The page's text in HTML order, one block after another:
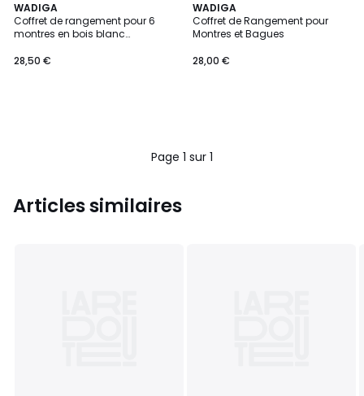
WADIGA
Coffret de rangement pour 6
montres en bois blanc
€.
28,50 €
WADIGA
Coffret de Rangement pour
Montres et Bagues
28,00 €
Page 1 sur 1
Articles similaires